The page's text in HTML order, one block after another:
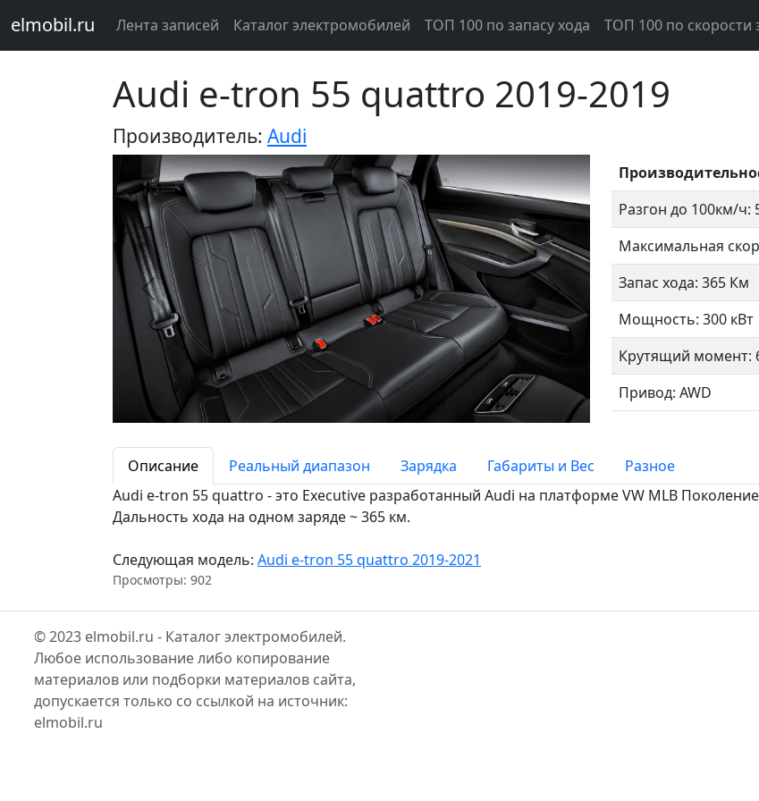
elmobil.ru Лента записей Каталог электромобилей ТОП 100 по запасу хода ТОП 100 по скорости
Audi e-tron 55 quattro 2019-2019
Производитель: Audi
Предыдущий Следующий
Разгон до 100км/ч:
Максимальная
Запас хода: 365 Км
Мощность: 300 кВт
Крутящий момент:
Привод: AWD
Описание Реальный диапазон Зарядка Габариты и Вес
Разное
Audi e-tron 55 quattro - это Executive разработанный Audi на платформе VW MLB Поколение
Дальность хода на одном заряде ~ 365 км.
Следующая модель: Audi e-tron 55 quattro 2019-2021
Просмотры: 902
© 2023 elmobil.ru - Каталог электромобилей.
Любое использование либо копирование
материалов или подборки материалов сайта,
допускается только со ссылкой на источник:
elmobil.ru